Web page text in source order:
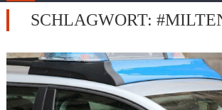
SCHLAGWORT: